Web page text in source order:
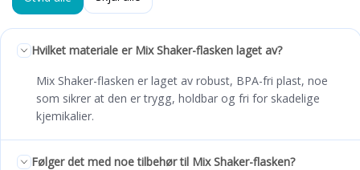
Hvilket materiale er Mix Shaker-flasken laget av?
Mix Shaker-flasken er laget av robust, BPA-fri plast, noe
som sikrer at den er trygg, holdbar og fri for skadelige
kjemikalier.
Følger det med noe tilbehør til Mix Shaker-flasken?